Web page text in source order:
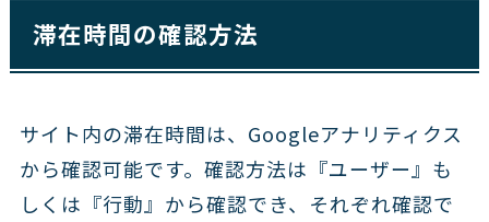
滞在時間の確認方法
サイト内の滞在時間は、Googleアナリティクス
から確認可能です。確認方法は『ユーザー』も
しくは『行動』から確認でき、それぞれ確認で